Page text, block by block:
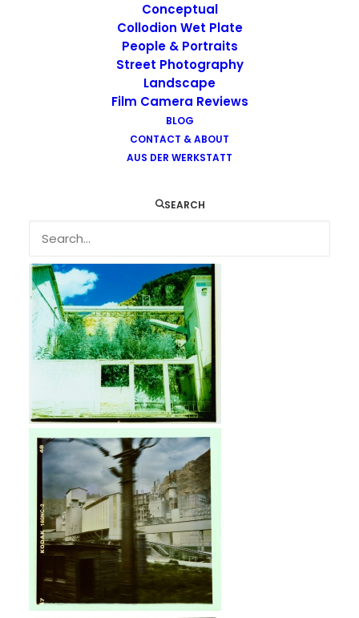
Conceptual
Collodion Wet Plate
People & Portraits
Street Photography
Landscape
Film Camera Reviews
BLOG
CONTACT & ABOUT
AUS DER WERKSTATT
SEARCH
Images tagged "lomography"
Images tagged "lomography"